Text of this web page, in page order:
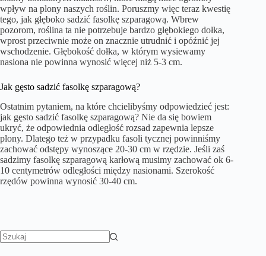
wpływ na plony naszych roślin. Poruszmy więc teraz kwestię
tego, jak głęboko sadzić fasolkę szparagową. Wbrew
pozorom, roślina ta nie potrzebuje bardzo głębokiego dołka,
wprost przeciwnie może on znacznie utrudnić i opóźnić jej
wschodzenie. Głębokość dołka, w którym wysiewamy
nasiona nie powinna wynosić więcej niż 5-3 cm.
Jak gęsto sadzić fasolkę szparagową?
Ostatnim pytaniem, na które chcielibyśmy odpowiedzieć jest:
jak gęsto sadzić fasolkę szparagową? Nie da się bowiem
ukryć, że odpowiednia odległość rozsad zapewnia lepsze
plony. Dlatego też w przypadku fasoli tycznej powinniśmy
zachować odstępy wynoszące 20-30 cm w rzędzie. Jeśli zaś
sadzimy fasolkę szparagową karłową musimy zachować ok 6-
10 centymetrów odległości między nasionami. Szerokość
rzędów powinna wynosić 30-40 cm.